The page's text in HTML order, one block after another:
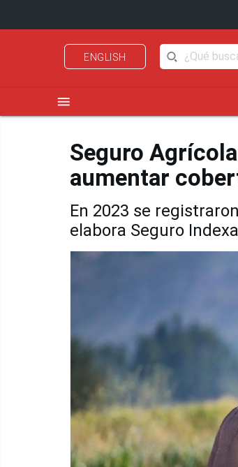
ENGLISH
menu
Seguro
aumentar
En 2023 se
elabora Seguro